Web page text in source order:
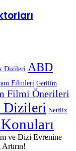
Dizileri ABD
Filmleri Gerilim
Filmi Önerileri
Netflix
ve Dizi Evrenine